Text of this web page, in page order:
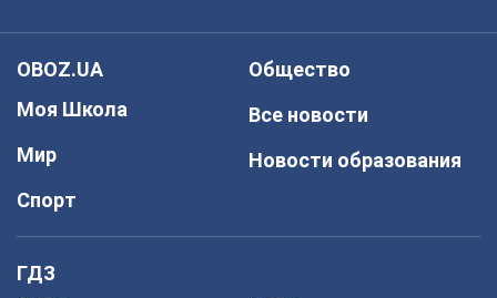
OBOZ.UA
Моя Школа
Мир
Спорт
Общество
Все новости
Новости образования
ГДЗ